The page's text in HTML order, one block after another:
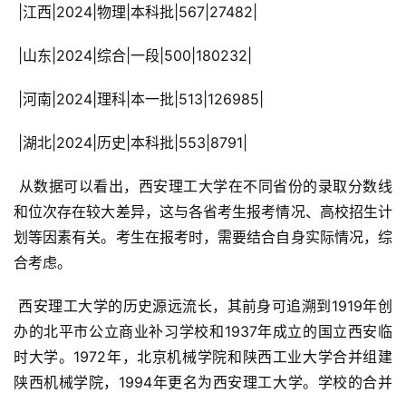
|江西|2024|物理|本科批|567|27482|
|山东|2024|综合|一段|500|180232|
|河南|2024|理科|本一批|513|126985|
|湖北|2024|历史|本科批|553|8791|
和位次存在较大差异，这与各省考生报考情况、高校招生计
划等因素有关。考生在报考时，需要结合自身实际情况，综
合考虑。
办的北平市公立商业补习学校和1937年成立的国立西安临
时大学。1972年，北京机械学院和陕西工业大学合并组建
陕西机械学院，1994年更名为西安理工大学。学校的合并